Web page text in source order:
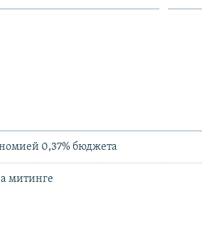
0,37% бюджета
митинге